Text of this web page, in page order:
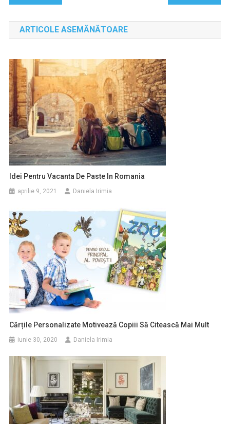
în
articole
ARTICOLE ASEMĂNĂTOARE
Idei Pentru Vacanta De Paste In Romania
aprilie 9, 2021 Daniela Irimia
Cărțile Personalizate Motivează Copiii Să Citească Mai Mult
iunie 30, 2020 Daniela Irimia